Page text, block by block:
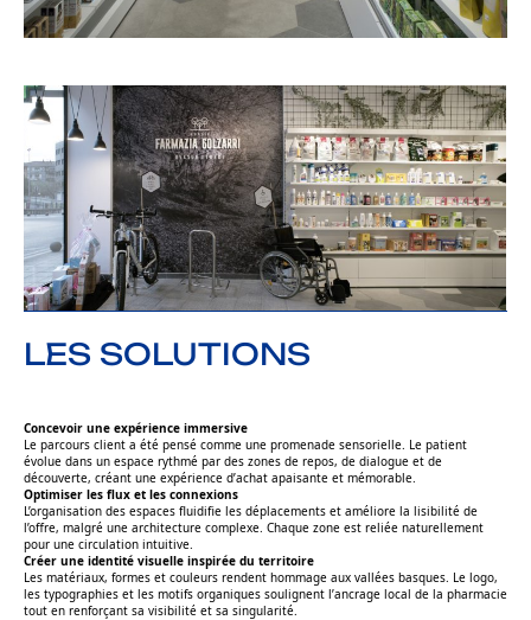
LES SOLUTIONS
Concevoir une expérience immersive
Le parcours client a été pensé comme une promenade sensorielle. Le patient
évolue dans un espace rythmé par des zones de repos, de dialogue et de
découverte, créant une expérience d’achat apaisante et mémorable.
Optimiser les flux et les connexions
L’organisation des espaces fluidifie les déplacements et améliore la lisibilité de
l’offre, malgré une architecture complexe. Chaque zone est reliée naturellement
pour une circulation intuitive.
Créer une identité visuelle inspirée du territoire
Les matériaux, formes et couleurs rendent hommage aux vallées basques. Le logo,
les typographies et les motifs organiques soulignent l’ancrage local de la pharmacie
tout en renforçant sa visibilité et sa singularité.